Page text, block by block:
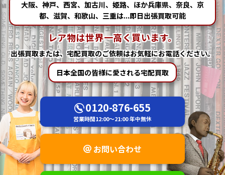
大阪、神戸、西宮、加古川、姫路、ほか兵庫県、奈良、京
都、滋賀、和歌山、三重は...即日出張買取可能
レア物は世界一高く買います。
出張買取または、宅配買取のご依頼はお気軽にお電話ください。
日本全国の皆様に愛される宅配買取
0120-876-655
営業時間12:00～21:00年中無休
お問い合わせ